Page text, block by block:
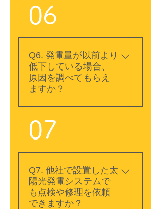
ません。ただし、黄砂や
花粉、鳥のふんなどの汚
いている場合は、点検や
洗浄をおすすめします。
不具合の早期発見にもつ
ながるため、定期的なメ
テムを安全に使い続け、
発電量の低下や不具合を
早期に見つけるために
は、定期的な点検が重要
です。山口ソーラー株式
会社では、太陽電池モジ
ュール、パワーコンディ
視・測定・操作によって
確認します。設置後1年
います。
06
Q6. 発電量が以前より
低下している場合、
原因を調べてもらえ
ますか？
は、パネルの汚れや破
損、配線の不具合、パワ
ーコンディショナの異
常、周辺環境の変化な
ど、さまざまな原因が考
えられます。現在の発電
状況や機器の状態を確認
07
Q7. 他社で設置した太
陽光発電システムで
も点検や修理を依頼
できますか？